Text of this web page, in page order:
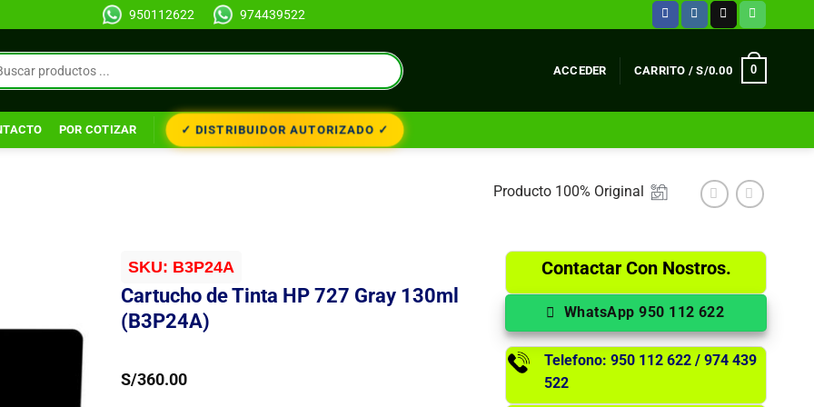
950112622 974439522
ACCEDER CARRITO /S/0.00 0
POR COTIZAR ✓ DISTRIBUIDOR AUTORIZADO ✓
Producto 100% Original
SKU: B3P24A
Cartucho de Tinta HP 727 Gray 130ml
(B3P24A)
S/360.00
Contactar Con Nostros.
WhatsApp 950 112 622
Telefono: 950 112 622 / 974 439
522